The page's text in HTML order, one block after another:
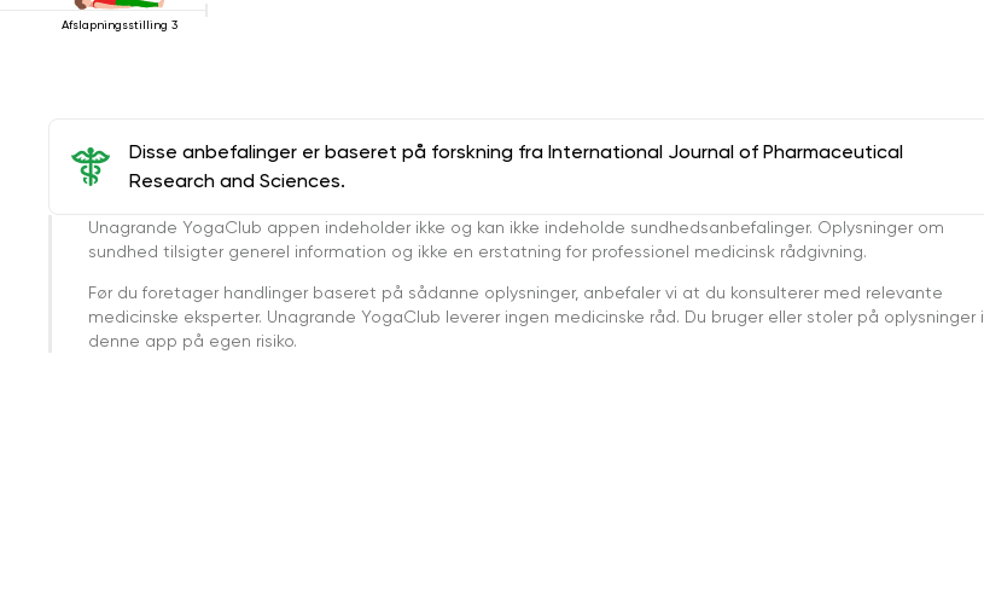
Afslapningsstilling 3
Disse anbefalinger er baseret på forskning fra International Journal of Pharmaceutical
Research and Sciences.
Unagrande YogaClub appen indeholder ikke og kan ikke indeholde sundhedsanbefalinger. Oplysninger om
sundhed tilsigter generel information og ikke en erstatning for professionel medicinsk rådgivning.
Før du foretager handlinger baseret på sådanne oplysninger, anbefaler vi at du konsulterer med relevante
medicinske eksperter. Unagrande YogaClub leverer ingen medicinske råd. Du bruger eller stoler på oplysninger i
denne app på egen risiko.